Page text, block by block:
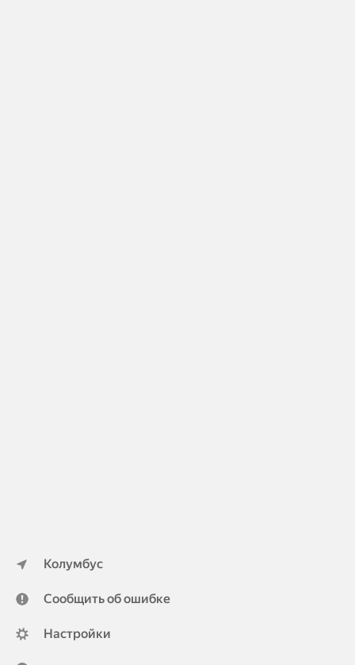
Колумбус
Сообщить об ошибке
Настройки